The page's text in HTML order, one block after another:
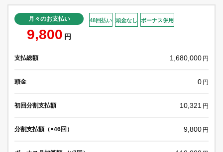
月々のお支払い
9,800 円
48回払い 頭金なし ボーナス併用
支払総額 1,680,000 円
頭金 0 円
初回分割支払額 10,321 円
分割支払額（×46回） 9,800 円